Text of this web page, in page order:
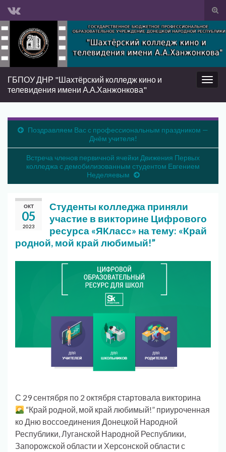
Вкл/
Search for:
Вкл/
ГБПОУ ДНР "Шахтёрский колледж кино и
телевидения имени А.А.Ханжонкова"
Поздравляем Вас с профессиональным праздником —
Днём учителя!
Встреча членов первичной ячейки Движения Первых
колледжа с демобилизованным студентом Евгением
Неделяевым
ОКТ
05
2023
Студенты колледжа приняли
участие в викторине Цифрового
ресурса «ЯКласс» на тему: «Край
родной, мой край любимый!”
С 29 сентября по 2 октября стартовала викторина
“Край родной, мой край любимый!” приуроченная
ко Дню воссоединения Донецкой Народной
Республики, Луганской Народной Республики,
Запорожской области и Херсонской области с